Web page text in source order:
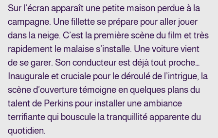
Sur l’écran apparaît une petite maison perdue à la
campagne. Une fillette se prépare pour aller jouer
dans la neige. C’est la première scène du film et très
rapidement le malaise s’installe. Une voiture vient
de se garer. Son conducteur est déjà tout proche…
Inaugurale et cruciale pour le déroulé de l’intrigue, la
scène d’ouverture témoigne en quelques plans du
talent de Perkins pour installer une ambiance
terrifiante qui bouscule la tranquillité apparente du
quotidien.